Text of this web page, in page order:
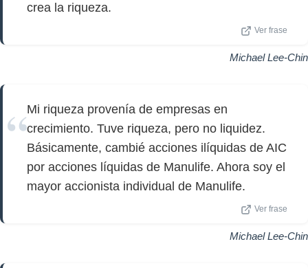
crea la riqueza.
Ver frase
Michael Lee-Chin
Mi riqueza provenía de empresas en
crecimiento. Tuve riqueza, pero no liquidez.
Básicamente, cambié acciones ilíquidas de AIC
por acciones líquidas de Manulife. Ahora soy el
mayor accionista individual de Manulife.
Ver frase
Michael Lee-Chin